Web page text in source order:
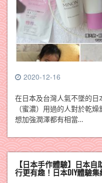
2020-12-16
在日本及台灣人氣不墜的日
（蜜濃）用過的人對於乾
想加強潤澤都有相當…
【日本手作體驗】日本
行更有趣！日本DIY體驗集